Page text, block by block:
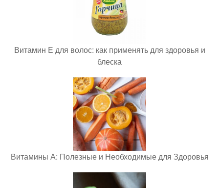
Витамин E для волос: как применять для здоровья и
блеска
Витамины А: Полезные и Необходимые для Здоровья